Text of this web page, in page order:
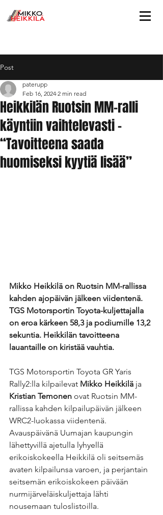
Post
Heikkilän Ruotsin MM-ralli
käyntiin vaihtelevasti –
“Tavoitteena saada
huomiseksi kyytiä lisää”
paterupp
Feb 16, 2024 2 min read
Mikko Heikkilä on Ruotsin MM-rallissa
kahden ajopäivän jälkeen viidentenä.
TGS Motorsportin Toyota-kuljettajalla
on eroa kärkeen 58,3 ja podiumille 13,2
sekuntia. Heikkilän tavoitteena
lauantaille on kiristää vauhtia.
TGS Motorsportin Toyota GR Yaris
Rally2:lla kilpailevat Mikko Heikkilä ja
Kristian Temonen ovat Ruotsin MM-
rallissa kahden kilpailupäivän jälkeen
WRC2-luokassa viidentenä.
Avauspäivänä Uumajan kaupungin
lähettyvillä ajetulla lyhyellä
erikoiskokeella Heikkilä oli seitsemäs
avaten kilpailunsa varoen, ja perjantain
seitsemän erikoiskokeen päivään
nurmijärveläiskuljettaja lähti
nousemaan tuloslistoilla.